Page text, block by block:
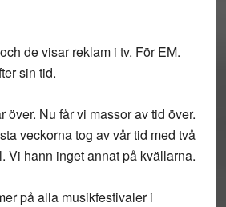
de visar reklam i tv. För EM.
sin tid.
över. Nu får vi massor av tid över.
veckorna tog av vår tid med två
Vi hann inget annat på kvällarna.
på alla musikfestivaler i